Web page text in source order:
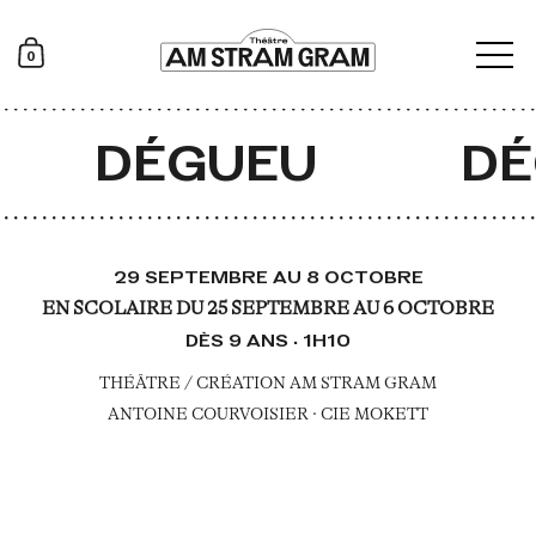
0
DÉGUEU
29 SEPTEMBRE AU 8 OCTOBRE
EN SCOLAIRE DU 25 SEPTEMBRE AU 6 OCTOBRE
DÈS 9 ANS · 1H10
THÉÂTRE / CRÉATION AM STRAM GRAM
ANTOINE COURVOISIER · CIE MOKETT